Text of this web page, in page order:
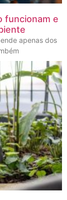
funcionam e
apenas dos